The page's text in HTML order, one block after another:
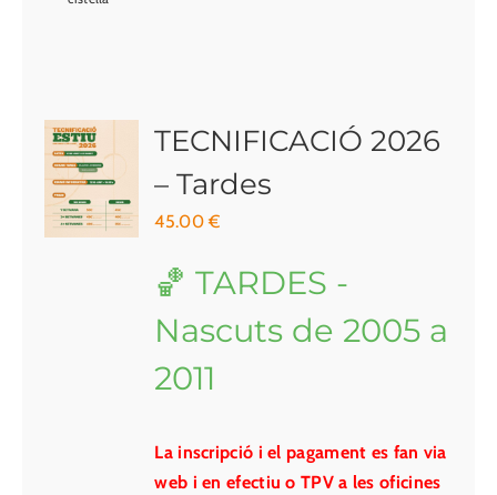
TECNIFICACIÓ 2026
– Tardes
45.00€
🏀 TARDES -
Nascuts de 2005 a
2011
La inscripció i el pagament es fan via
web i en efectiu o TPV a les oficines